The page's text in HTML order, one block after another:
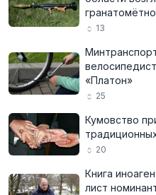
13
«Платон»
25
Кумовство
20
Книга
лист